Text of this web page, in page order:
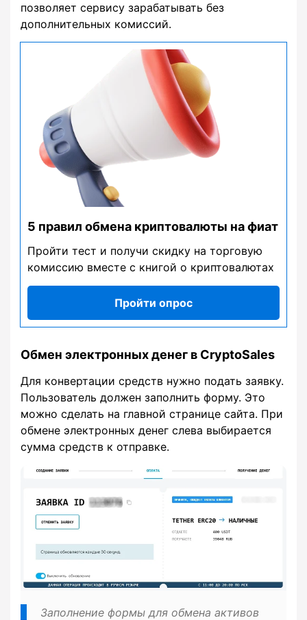
позволяет сервису зарабатывать без
дополнительных комиссий.
5 правил обмена криптовалюты на фиат
Пройти тест и получи скидку на торговую
комиссию вместе с книгой о криптовалютах
Пройти опрос
Обмен электронных денег в CryptoSales
Для конвертации средств нужно подать заявку.
Пользователь должен заполнить форму. Это
можно сделать на главной странице сайта. При
обмене электронных денег слева выбирается
сумма средств к отправке.
Заполнение формы для обмена активов